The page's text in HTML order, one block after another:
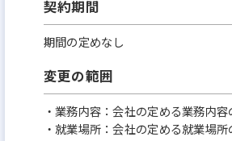
契約期間
期間の定めなし
変更の範囲
・業務内容：会社の定める業務内容
・就業場所：会社の定める就業場所